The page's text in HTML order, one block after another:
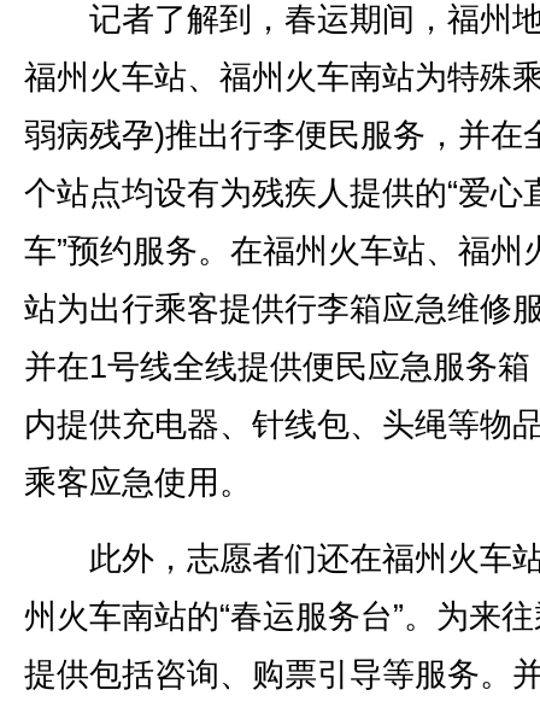
记者了解到，春运期间，福州
福州火车站、福州火车南站为特殊
弱病残孕)推出行李便民服务，并在
个站点均设有为残疾人提供的“爱心
车”预约服务。在福州火车站、福州
站为出行乘客提供行李箱应急维修
并在1号线全线提供便民应急服务箱
内提供充电器、针线包、头绳等物
乘客应急使用。
此外，志愿者们还在福州火车
州火车南站的“春运服务台”。为来
提供包括咨询、购票引导等服务。